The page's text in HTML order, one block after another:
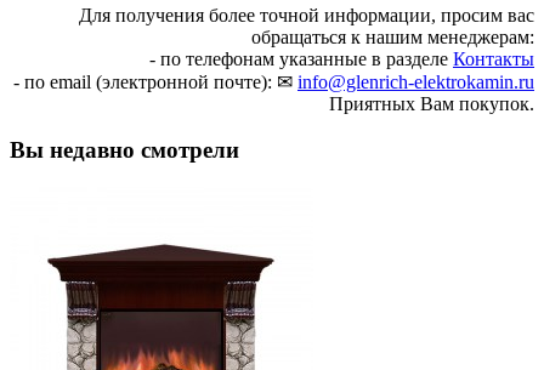
Для получения более точной информации, просим вас
обращаться к нашим менеджерам:
- по телефонам указанные в разделе Контакты
- по email (электронной почте): ✉ info@glenrich-elektrokamin.ru
Приятных Вам покупок.
Вы недавно смотрели